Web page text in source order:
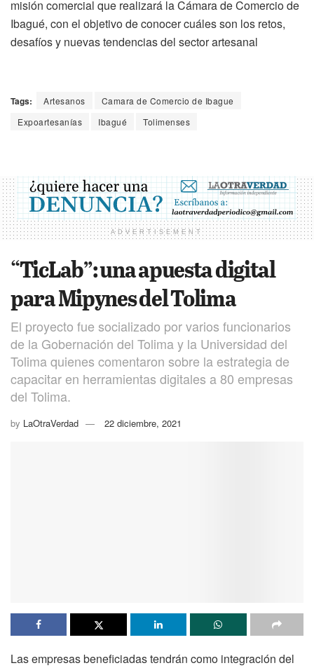
misión comercial que realizará la Cámara de Comercio de
Ibagué, con el objetivo de conocer cuáles son los retos,
desafíos y nuevas tendencias del sector artesanal
Tags: Artesanos
Camara de Comercio de Ibague
Expoartesanías
Ibagué Tolimenses
ADVERTISEMENT
“TicLab”: una apuesta digital
para Mipynes del Tolima
El proyecto fue socializado por varios funcionarios
de la Gobernación del Tolima y la Universidad del
Tolima quienes comentaron sobre la estrategia de
capacitar en herramientas digitales a 80 empresas
del Tolima.
by LaOtraVerdad 22 diciembre, 2021
Las empresas beneficiadas tendrán como integración del